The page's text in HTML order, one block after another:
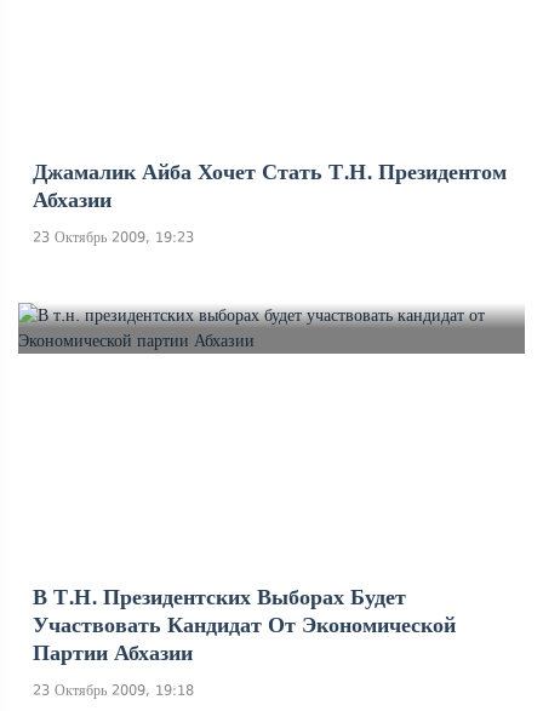
Джамалик Айба Хочет Стать Т.н. Президентом
Абхазии
23 Октябрь 2009, 19:23
В Т.н. Президентских Выборах Будет
Участвовать Кандидат От Экономической
Партии Абхазии
23 Октябрь 2009, 19:18